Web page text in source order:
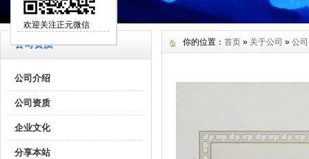
公司资质
公司介绍
公司资质
企业文化
分享本站
你的位置： 首页 » 关于公司 » 公
欢迎关注正元微信